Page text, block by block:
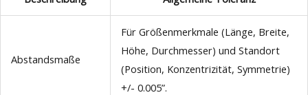
Abstandsmaße
Für Größenmerkmale (Länge, Breite,
Höhe, Durchmesser) und Standort
(Position, Konzentrizität, Symmetrie)
+/- 0.005”.